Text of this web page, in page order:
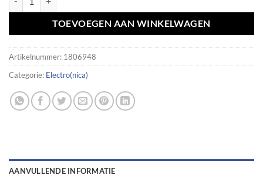
TOEVOEGEN AAN WINKELWAGEN
Artikelnummer: 1806948
Categorie: Electro(nica)
AANVULLENDE INFORMATIE